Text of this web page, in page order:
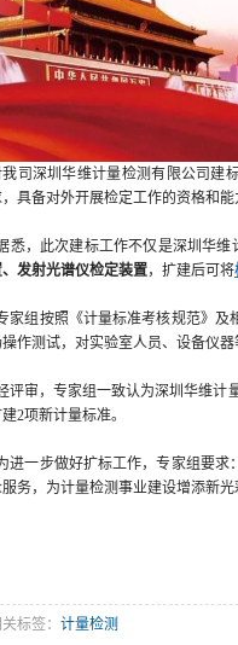
我司深圳华维计量检测有限公司建
具备对外开展检定工作的资格和
悉，此次建标工作不仅是深圳华
发射光谱仪检定装置，扩建后可将
家组按照《计量标准考核规范》及
作测试，对实验室人员、设备仪器
评审，专家组一致认为深圳华维计
2项新计量标准。
进一步做好扩标工作，专家组要
务，为计量检测事业建设增添新光
标签： 计量检测